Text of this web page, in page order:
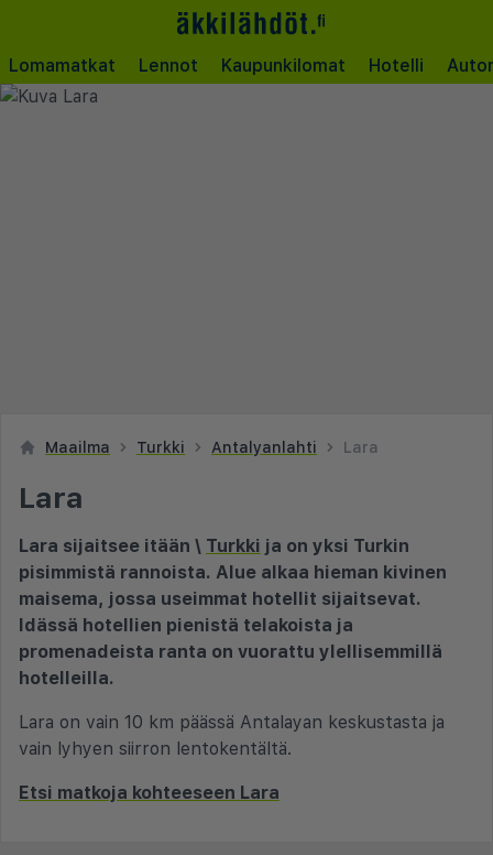
Lomamatkat Lennot Kaupunkilomat Hotelli
Maailma Turkki Antalyanlahti Lara
Lara
Lara sijaitsee itään \ Turkki ja on yksi Turkin
pisimmistä rannoista. Alue alkaa hieman kivinen
maisema, jossa useimmat hotellit sijaitsevat.
Idässä hotellien pienistä telakoista ja
promenadeista ranta on vuorattu ylellisemmillä
hotelleilla.
Lara on vain 10 km päässä Antalayan keskustasta ja
vain lyhyen siirron lentokentältä.
Etsi matkoja kohteeseen Lara